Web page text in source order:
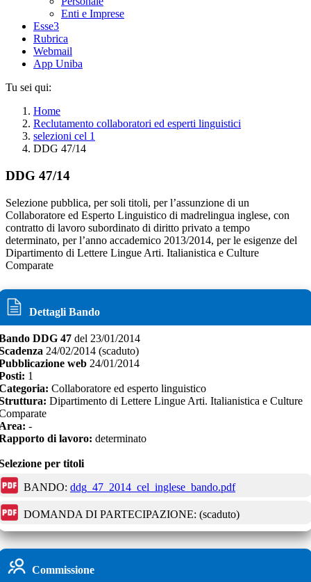
Enti e Imprese
Esse3
Rubrica
Webmail
App Uniba
Tu sei qui:
Home
Reclutamento collaboratori ed esperti linguistici
selezioni cel 1
DDG 47/14
DDG 47/14
Selezione pubblica, per soli titoli, per l’assunzione di un
Collaboratore ed Esperto Linguistico di madrelingua inglese, con
contratto di lavoro subordinato di diritto privato a tempo
determinato, per l’anno accademico 2013/2014, per le esigenze del
Dipartimento di Lettere Lingue Arti. Italianistica e Culture
Comparate
Dettagli Bando
DDG 47 del 23/01/2014
24/02/2014 (scaduto)
web 24/01/2014
1
Collaboratore ed esperto linguistico
Dipartimento di Lettere Lingue Arti. Italianistica e Culture
-
di lavoro: determinato
per titoli
BANDO: ddg_47_2014_cel_inglese_bando.pdf
DOMANDA DI PARTECIPAZIONE: (scaduto)
Commissione